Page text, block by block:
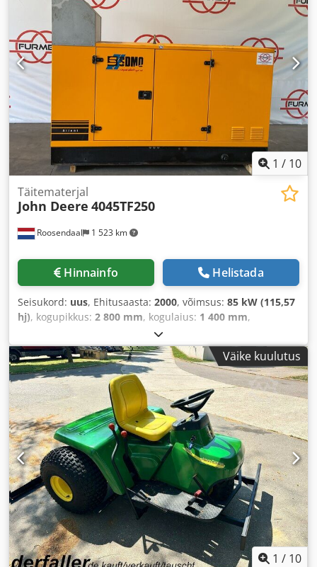
1 / 10
Roosendaal 1 523 km
Täitematerjal
John Deere 4045TF250
Hinnainfo Helistada
Seisukord: uus, Ehitusaasta: 2000, võimsus: 85 kW (115,57
hj), kogupikkus: 2 800 mm, kogulaius: 1 400 mm,
Väike kuulutus
1 / 10